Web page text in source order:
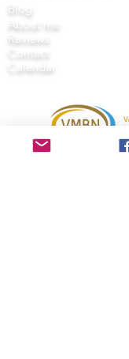
Blog
About me
Reviews
Contact
Calendar